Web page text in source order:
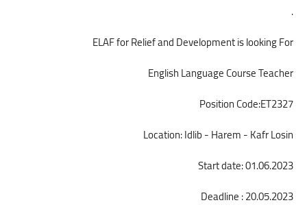
.
ELAF for Relief and Development is looking For
English Language Course Teacher
Position Code:ET2327
Location: Idlib - Harem - Kafr Losin
Start date: 01.06.2023
Deadline : 20.05.2023